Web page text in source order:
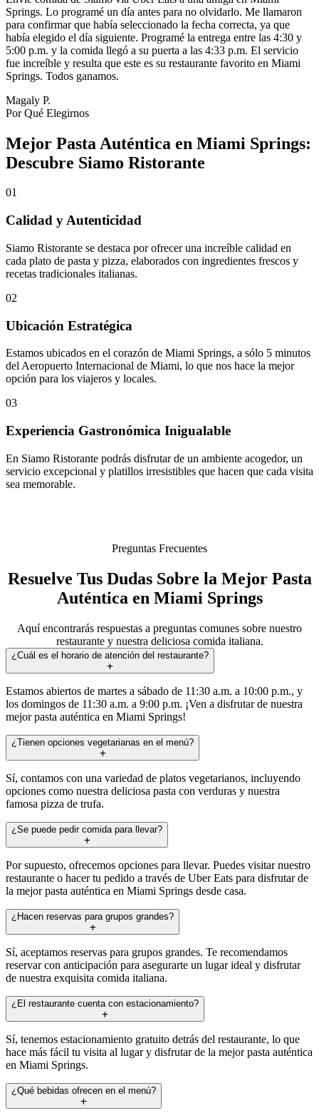
Springs. Lo programé un día antes para no olvidarlo. Me llamaron
para confirmar que había seleccionado la fecha correcta, ya que
había elegido el día siguiente. Programé la entrega entre las 4:30 y
5:00 p.m. y la comida llegó a su puerta a las 4:33 p.m. El servicio
fue increíble y resulta que este es su restaurante favorito en Miami
Springs. Todos ganamos.
Magaly P.
Por Qué Elegirnos
Mejor Pasta Auténtica en Miami Springs:
Descubre Siamo Ristorante
01
Calidad y Autenticidad
Siamo Ristorante se destaca por ofrecer una increíble calidad en
cada plato de pasta y pizza, elaborados con ingredientes frescos y
recetas tradicionales italianas.
02
Ubicación Estratégica
Estamos ubicados en el corazón de Miami Springs, a sólo 5 minutos
del Aeropuerto Internacional de Miami, lo que nos hace la mejor
opción para los viajeros y locales.
03
Experiencia Gastronómica Inigualable
En Siamo Ristorante podrás disfrutar de un ambiente acogedor, un
servicio excepcional y platillos irresistibles que hacen que cada visita
sea memorable.
Preguntas Frecuentes
Resuelve Tus Dudas Sobre la Mejor Pasta
Auténtica en Miami Springs
Aquí encontrarás respuestas a preguntas comunes sobre nuestro
restaurante y nuestra deliciosa comida italiana.
¿Cuál es el horario de atención del restaurante?
Estamos abiertos de martes a sábado de 11:30 a.m. a 10:00 p.m., y
los domingos de 11:30 a.m. a 9:00 p.m. ¡Ven a disfrutar de nuestra
mejor pasta auténtica en Miami Springs!
¿Tienen opciones vegetarianas en el menú?
Sí, contamos con una variedad de platos vegetarianos, incluyendo
opciones como nuestra deliciosa pasta con verduras y nuestra
famosa pizza de trufa.
¿Se puede pedir comida para llevar?
Por supuesto, ofrecemos opciones para llevar. Puedes visitar nuestro
restaurante o hacer tu pedido a través de Uber Eats para disfrutar de
la mejor pasta auténtica en Miami Springs desde casa.
¿Hacen reservas para grupos grandes?
Sí, aceptamos reservas para grupos grandes. Te recomendamos
reservar con anticipación para asegurarte un lugar ideal y disfrutar
de nuestra exquisita comida italiana.
¿El restaurante cuenta con estacionamiento?
Sí, tenemos estacionamiento gratuito detrás del restaurante, lo que
hace más fácil tu visita al lugar y disfrutar de la mejor pasta auténtica
en Miami Springs.
¿Qué bebidas ofrecen en el menú?